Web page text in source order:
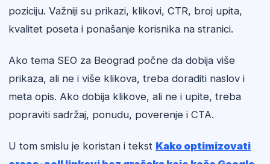
poziciju. Važniji su prikazi, klikovi, CTR, broj upita,
kvalitet poseta i ponašanje korisnika na stranici.
Ako tema SEO za Beograd počne da dobija više
prikaza, ali ne i više klikova, treba doraditi naslov i
meta opis. Ako dobija klikove, ali ne i upite, treba
popraviti sadržaj, ponudu, poverenje i CTA.
U tom smislu je koristan i tekst Kako optimizovati